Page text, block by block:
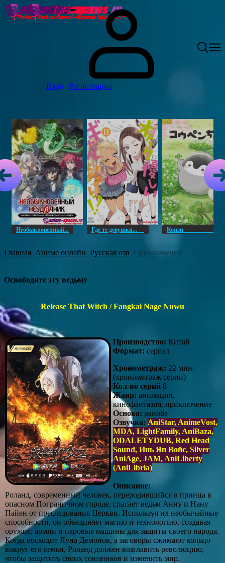
Вход | Регистрация
Необыкновенный... Где те девушки... Копэн
Главная Аниме онлайн Русская озв Приключения
Освободите эту ведьму
Release That Witch / Fangkai Nage Nuwu
Производство: Китай
Формат: сериал
Хронометраж: 22 мин.
(хронометраж серии)
Кол-во серий 8
Жанр: анимация,
кинофантазия, приключение
Основа: ранобэ
Озвучка: AniStar, AnimeVost,
MDA, LightFamily, AniBaza,
ODALETYDUB, Red Head
Sound, Инь Ян Войс, Silver
AniAge, JAM, AniLiberty
(AniLibria)
Описание:
Роланд, современный человек, переродившийся в принца в
опасном Пограничном городе, спасает ведьм Анну и Нану
Пайен от преследования Церкви. Используя их необычайные
способности, он объединяет магию и технологию, создавая
оружие, армии и паровые машины для защиты своего народа.
Когда восходит Луна Демонов, а заговоры сжимают кольцо
вокруг его семьи, Роланд должен возглавить революцию,
чтобы защитить своих союзников и изменить мир.